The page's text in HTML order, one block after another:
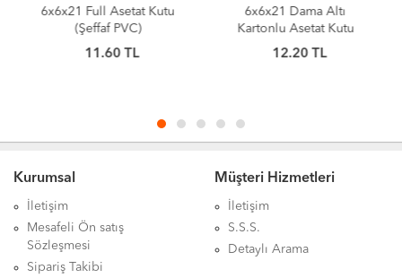
6x6x21 Full Asetat Kutu
(Şeffaf PVC)
11.60TL
6x6x21 Dama Altı
Kartonlu Asetat Kutu
12.20TL
Kurumsal
İletişim
Mesafeli Ön satış
Sözleşmesi
Sipariş Takibi
Müşteri Hizmetleri
İletişim
S.S.S.
Detaylı Arama